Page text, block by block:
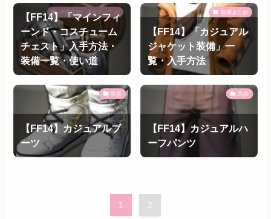
装備交換・強化アイテム
【FF14】「マインフィ
ーンド・コスチューム
チェスト」入手方法・
装備一覧・使い道
装備まとめ
【FF14】「カジュアル
ジャケット装備」一
覧・入手方法
防具
【FF14】カジュアルブ
ーツ
防具
【FF14】カジュアルハ
ーフパンツ
1 2